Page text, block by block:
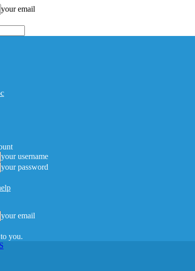
your email
your username
your password
your email
you.